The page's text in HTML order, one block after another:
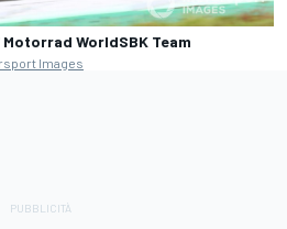
Motorrad WorldSBK Team
Images